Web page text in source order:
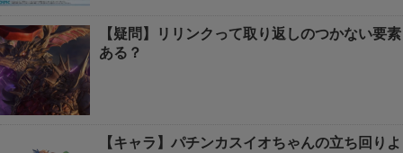
【疑問】リリンクって取り返しのつかない要素
ある？
【キャラ】パチンカスイオちゃんの立ち回りよ